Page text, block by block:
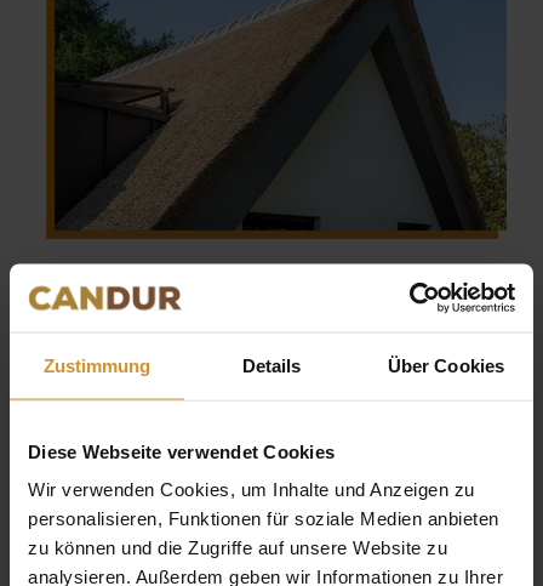
Zustimmung Details Über Cookies
Diese Webseite verwendet Cookies
Wir verwenden Cookies, um Inhalte und Anzeigen zu
personalisieren, Funktionen für soziale Medien anbieten
zu können und die Zugriffe auf unsere Website zu
analysieren. Außerdem geben wir Informationen zu Ihrer
Was können Sie von der
Qualität eines Vordaches mit
Reeteindeckung erwarten?
Investition, an der Sie lange Zeit Freude haben
möchten. Wir verstehen das nur zu gut, deshalb
arbeiten wir mit Kunstreet. Unser Kunstreet ist von
natürlichem Reet kaum zu unterscheiden und hat
genau die gleiche Optik. Der große Vorteil von